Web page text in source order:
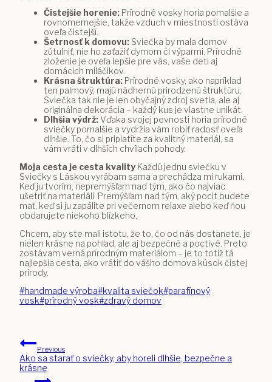
Čistejšie horenie: Prírodné vosky horia pomalšie a
rovnomernejšie, takže vzduch v miestnosti ostáva
oveľa čistejší.
Šetrnosť k domovu: Sviečka by mala domov
zútulniť, nie ho zaťažiť dymom či výparmi. Prírodné
zloženie je oveľa lepšie pre vás, vaše deti aj
domácich miláčikov.
Krásna štruktúra: Prírodné vosky, ako napríklad
ten palmový, majú nádhernú prirodzenú štruktúru.
Sviečka tak nie je len obyčajný zdroj svetla, ale aj
originálna dekorácia – každý kus je vlastne unikát.
Dlhšia výdrž:Vďaka svojej pevnosti horia prírodné
sviečky pomalšie a vydržia vám robiť radosť oveľa
dlhšie. To, čo si priplatíte za kvalitný materiál, sa
vám vráti v dlhších chvíľach pohody.
Moja cesta je cesta kvality Každú jednu sviečku v
Sviečky s Láskou vyrábam sama a prechádza mi rukami.
Keď ju tvorím, nepremýšľam nad tým, ako čo najviac
ušetriť na materiáli. Premýšľam nad tým, aký pocit budete
mať, keď si ju zapálite pri večernom relaxe alebo keď ňou
obdarujete niekoho blízkeho.
Chcem, aby ste mali istotu, že to, čo od nás dostanete, je
nielen krásne na pohľad, ale aj bezpečné a poctivé. Preto
zostávam verná prírodným materiálom – je to totiž tá
najlepšia cesta, ako vrátiť do vášho domova kúsok čistej
prírody.
Post
Tags:
#handmade výroba#kvalita sviečok#parafínový
vosk#prírodný vosk#zdravý domov
Navigácia
v
článku
Previous
Ako sa starať o sviečky, aby horeli dlhšie, bezpečne a
krásne